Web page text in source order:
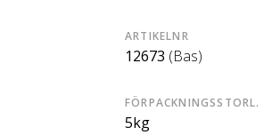
ARTIKELNR
12673 (Bas)
FÖRPACKNINGSSTORL.
5kg